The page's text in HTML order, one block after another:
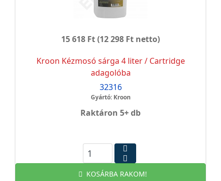
15 618 Ft(12 298 Ft netto)
Kroon Kézmosó sárga 4 liter / Cartridge
adagolóba
32316
Gyártó: Kroon
Raktáron 5+ db
KOSÁRBA RAKOM!